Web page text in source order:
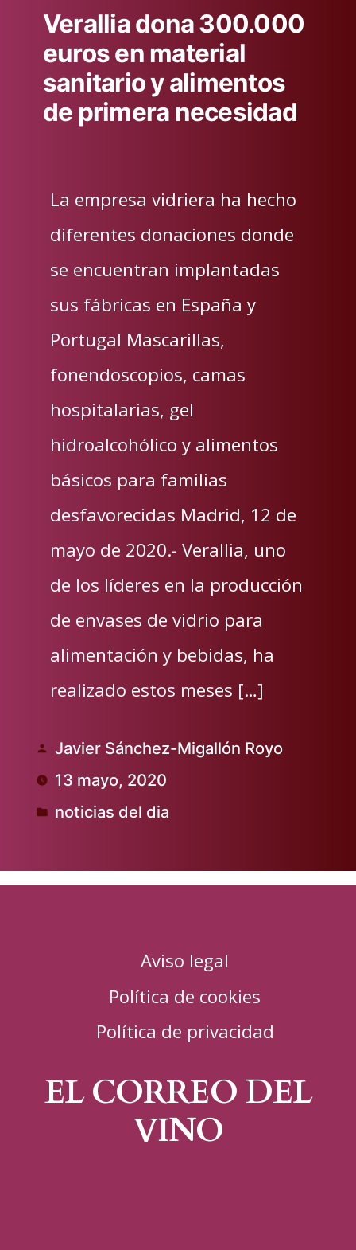
Verallia dona 300.000
euros en material
sanitario y alimentos
de primera necesidad
La empresa vidriera ha hecho
diferentes donaciones donde
se encuentran implantadas
sus fábricas en España y
Portugal Mascarillas,
fonendoscopios, camas
hospitalarias, gel
hidroalcohólico y alimentos
básicos para familias
desfavorecidas Madrid, 12 de
mayo de 2020.- Verallia, uno
de los líderes en la producción
de envases de vidrio para
alimentación y bebidas, ha
realizado estos meses […]
Publicado
por
Javier Sánchez-Migallón Royo
13 mayo, 2020
Publicado
noticias del dia
Aviso legal
Política de cookies
Política de privacidad
EL CORREO DEL
VINO